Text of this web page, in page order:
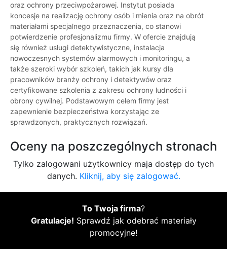
oraz ochrony przeciwpożarowej. Instytut posiada
koncesje na realizację ochrony osób i mienia oraz na obrót
materiałami specjalnego przeznaczenia, co stanowi
potwierdzenie profesjonalizmu firmy. W ofercie znajdują
się również usługi detektywistyczne, instalacja
nowoczesnych systemów alarmowych i monitoringu, a
także szeroki wybór szkoleń, takich jak kursy dla
pracowników branży ochrony i detektywów oraz
certyfikowane szkolenia z zakresu ochrony ludności i
obrony cywilnej. Podstawowym celem firmy jest
zapewnienie bezpieczeństwa korzystając ze
sprawdzonych, praktycznych rozwiązań.
Oceny na poszczególnych stronach
Tylko zalogowani użytkownicy maja dostęp do tych
danych. Kliknij, aby się zalogować.
To Twoja firma?
Gratulacje! Sprawdź jak odebrać materiały
promocyjne!